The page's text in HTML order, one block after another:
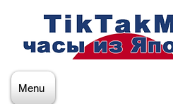
Menu